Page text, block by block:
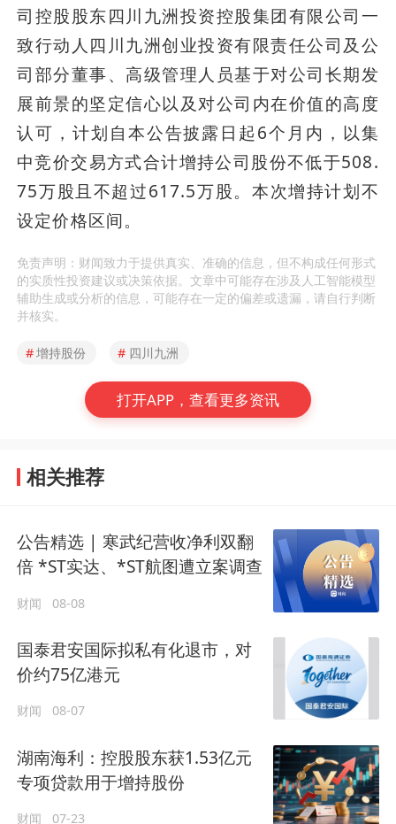
司控股股东四川九洲投资控股集团有限公司一
致行动人四川九洲创业投资有限责任公司及公
司部分董事、高级管理人员基于对公司长期发
展前景的坚定信心以及对公司内在价值的高度
认可，计划自本公告披露日起6个月内，以集
中竞价交易方式合计增持公司股份不低于508.
75万股且不超过617.5万股。本次增持计划不
设定价格区间。
免责声明：财闻致力于提供真实、准确的信息，但不构成任何形式
的实质性投资建议或决策依据。文章中可能存在涉及人工智能模型
辅助生成或分析的信息，可能存在一定的偏差或遗漏，请自行判断
并核实。
#增持股份 # 四川九洲
打开APP，查看更多资讯
相关推荐
公告精选 | 寒武纪营收净利双翻
倍 *ST实达、*ST航图遭立案调查
财闻 08-08
国泰君安国际拟私有化退市，对
价约75亿港元
财闻 08-07
湖南海利：控股股东获1.53亿元
专项贷款用于增持股份
财闻 07-23